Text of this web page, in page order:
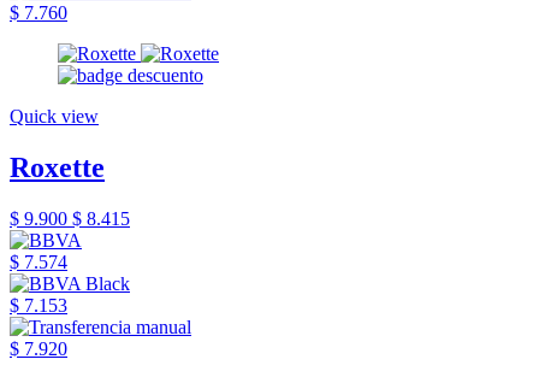
$ 7.760
Quick view
Roxette
$ 9.900 $ 8.415
$ 7.574
$ 7.153
$ 7.920